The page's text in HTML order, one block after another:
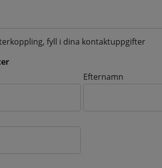
fyll i dina kontaktuppgifter
Efternamn